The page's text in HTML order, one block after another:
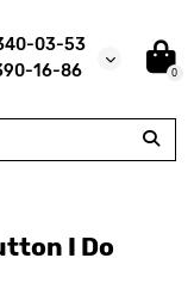
03-53
16-86
0
I Do